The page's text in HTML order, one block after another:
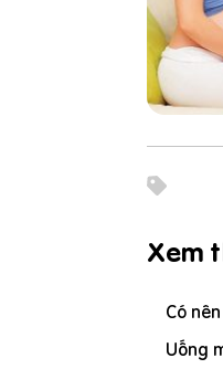
Xem
Có
Uống